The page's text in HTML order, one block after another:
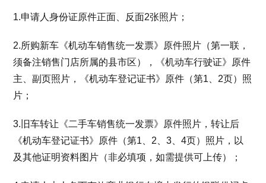
1.申请人身份证原件正面、反面2张照片；
2.所购新车《机动车销售统一发票》原件照片（第一联，
须备注销售门店所属的县市区），《机动车行驶证》原件
主、副页照片，《机动车登记证书》原件（第1、2页）照
片；
3.旧车转让《二手车销售统一发票》原件照片，转让后
《机动车登记证书》原件（第1、2、3、4页）照片，以
及其他证明资料图片（非必填项，如需提供可上传）；